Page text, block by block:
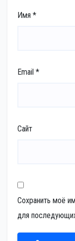
Имя *
Email *
Сайт
Сохранить моё
для